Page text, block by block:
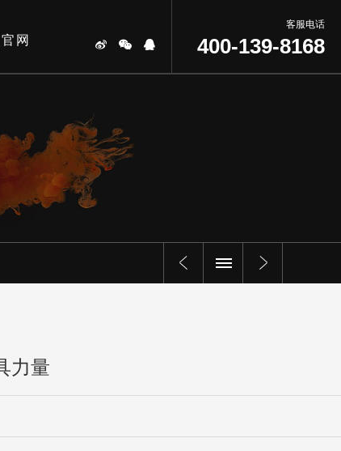
客服电话
400-139-8168
网
力量